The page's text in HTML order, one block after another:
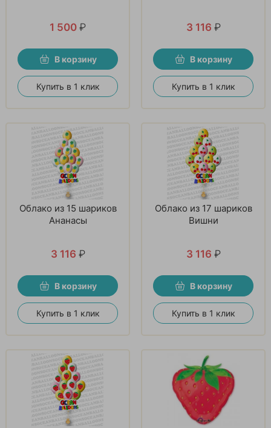
1 500 ₽
В корзину
Купить в 1 клик
3 116 ₽
В корзину
Купить в 1 клик
Облако из 15 шариков
Ананасы
3 116 ₽
В корзину
Купить в 1 клик
Облако из 17 шариков
Вишни
3 116 ₽
В корзину
Купить в 1 клик